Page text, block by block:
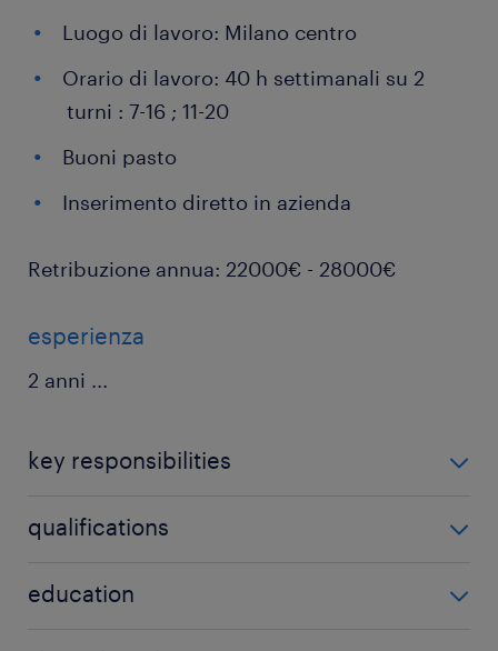
Luogo di lavoro: Milano centro
Orario di lavoro: 40 h settimanali su 2
turni : 7-16 ; 11-20
Buoni pasto
Inserimento diretto in azienda
Retribuzione annua: 22000€ - 28000€
esperienza
2 anni ...
key responsibilities
dalla prenotazione alla partenza, assicurando
qualifications
education